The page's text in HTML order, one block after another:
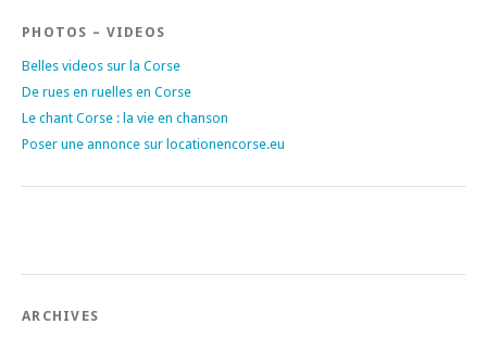
PHOTOS – VIDEOS
Belles videos sur la Corse
De rues en ruelles en Corse
Le chant Corse : la vie en chanson
Poser une annonce sur locationencorse.eu
ARCHIVES